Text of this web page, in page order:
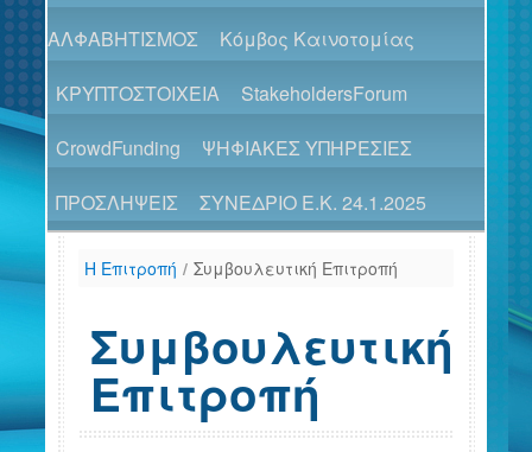
ΑΛΦΑΒΗΤΙΣΜΟΣ
Κόμβος Καινοτομίας
ΚΡΥΠΤΟΣΤΟΙΧΕΙΑ
StakeholdersForum
CrowdFunding
ΨΗΦΙΑΚΕΣ ΥΠΗΡΕΣΙΕΣ
ΠΡΟΣΛΗΨΕΙΣ
ΣΥΝΕΔΡΙΟ Ε.Κ. 24.1.2025
H Επιτροπή / Συμβουλευτική Επιτροπή
Συμβουλευτική
Επιτροπή